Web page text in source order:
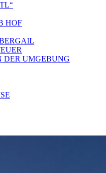
HOF
DER UMGEBUNG